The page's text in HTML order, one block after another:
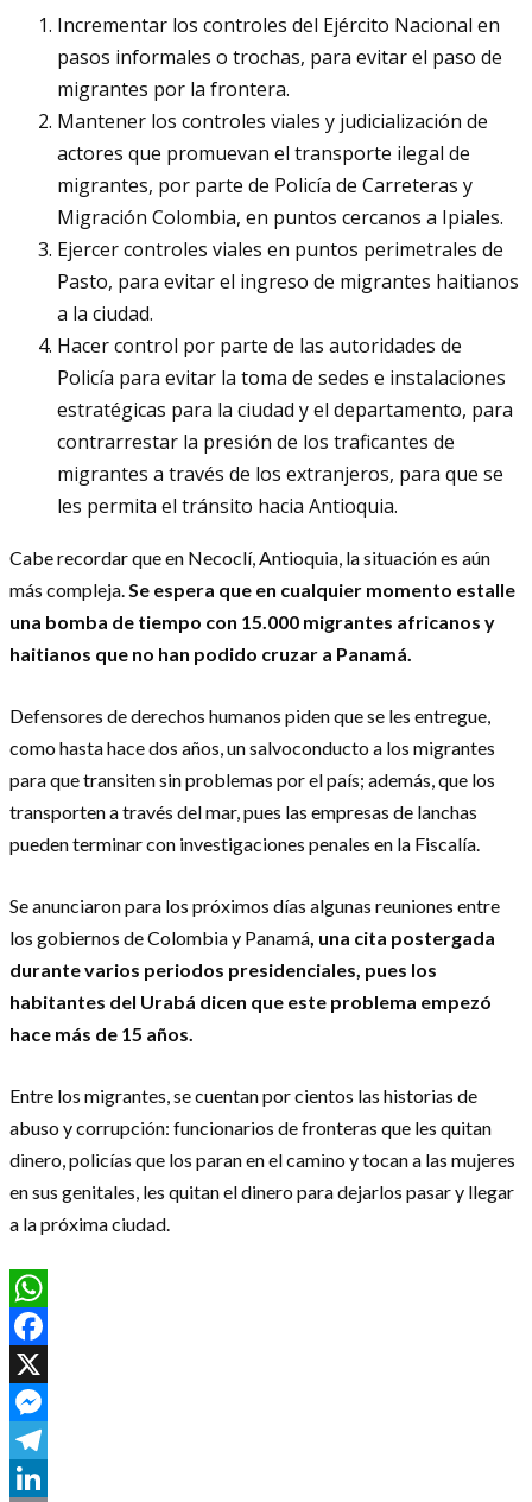
Incrementar los controles del Ejército Nacional en
pasos informales o trochas, para evitar el paso de
migrantes por la frontera.
Mantener los controles viales y judicialización de
actores que promuevan el transporte ilegal de
migrantes, por parte de Policía de Carreteras y
Migración Colombia, en puntos cercanos a Ipiales.
Ejercer controles viales en puntos perimetrales de
Pasto, para evitar el ingreso de migrantes haitianos
a la ciudad.
Hacer control por parte de las autoridades de
Policía para evitar la toma de sedes e instalaciones
estratégicas para la ciudad y el departamento, para
contrarrestar la presión de los traficantes de
migrantes a través de los extranjeros, para que se
les permita el tránsito hacia Antioquia.
Cabe recordar que en Necoclí, Antioquia, la situación es aún
más compleja.Se espera que en cualquier momento estalle
una bomba de tiempo con 15.000 migrantes africanos y
haitianos que no han podido cruzar a Panamá.
Defensores de derechos humanos piden que se les entregue,
como hasta hace dos años, un salvoconducto a los migrantes
para que transiten sin problemas por el país; además, que los
transporten a través del mar, pues las empresas de lanchas
pueden terminar con investigaciones penales en la Fiscalía.
Se anunciaron para los próximos días algunas reuniones entre
los gobiernos de Colombia y Panamá, una cita postergada
durante varios periodos presidenciales, pues los
habitantes del Urabá dicen que este problema empezó
hace más de 15 años.
Entre los migrantes, se cuentan por cientos las historias de
abuso y corrupción: funcionarios de fronteras que les quitan
dinero, policías que los paran en el camino y tocan a las mujeres
en sus genitales, les quitan el dinero para dejarlos pasar y llegar
a la próxima ciudad.
WhatsApp
Facebook
X
Messenger
Telegram